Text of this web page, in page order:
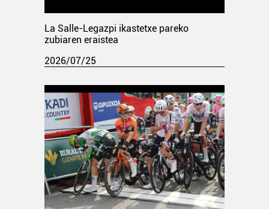
La Salle-Legazpi ikastetxe pareko
zubiaren eraistea
2026/07/25